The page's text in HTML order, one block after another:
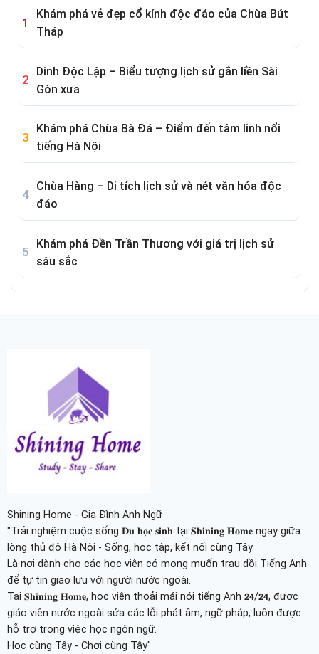
Khám phá vẻ đẹp cổ kính độc đáo của Chùa Bút
Tháp
Dinh Độc Lập – Biểu tượng lịch sử gắn liền Sài
Gòn xưa
Khám phá Chùa Bà Đá – Điểm đến tâm linh nổi
tiếng Hà Nội
Chùa Hàng – Di tích lịch sử và nét văn hóa độc
đáo
Khám phá Đền Trần Thương với giá trị lịch sử
sâu sắc
Shining Home - Gia Đình Anh Ngữ
"Trải nghiệm cuộc sống 𝐃𝐮 𝐡𝐨̣𝐜 𝐬𝐢𝐧𝐡 tại 𝐒𝐡𝐢𝐧𝐢𝐧𝐠 𝐇𝐨𝐦𝐞 ngay giữa
lòng thủ đô Hà Nội - Sống, học tập, kết nối cùng Tây.
Là nơi dành cho các học viên có mong muốn trau dồi Tiếng Anh
để tự tin giao lưu với người nước ngoài.
Tại 𝐒𝐡𝐢𝐧𝐢𝐧𝐠 𝐇𝐨𝐦𝐞, học viên thoải mái nói tiếng Anh 𝟮𝟰/𝟮𝟰, được
giáo viên nước ngoài sửa các lỗi phát âm, ngữ pháp, luôn được
hỗ trợ trong việc học ngôn ngữ.
Học cùng Tây - Chơi cùng Tây"